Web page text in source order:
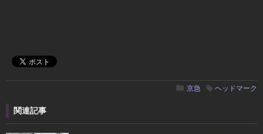
京急 ヘッドマーク
関連記事